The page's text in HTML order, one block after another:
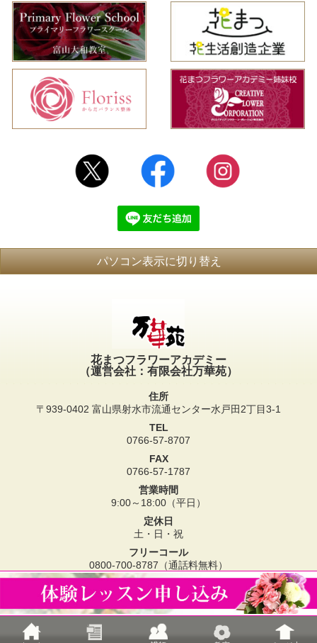
パソコン表示に切り替え
花まつフラワーアカデミー
（運営会社：有限会社万華苑）
住所
〒939-0402 富山県射水市流通センター水戸田2丁目3-1
TEL
0766-57-8707
FAX
0766-57-1787
営業時間
9:00～18:00（平日）
定休日
土・日・祝
フリーコール
0800-700-8787（通話料無料）